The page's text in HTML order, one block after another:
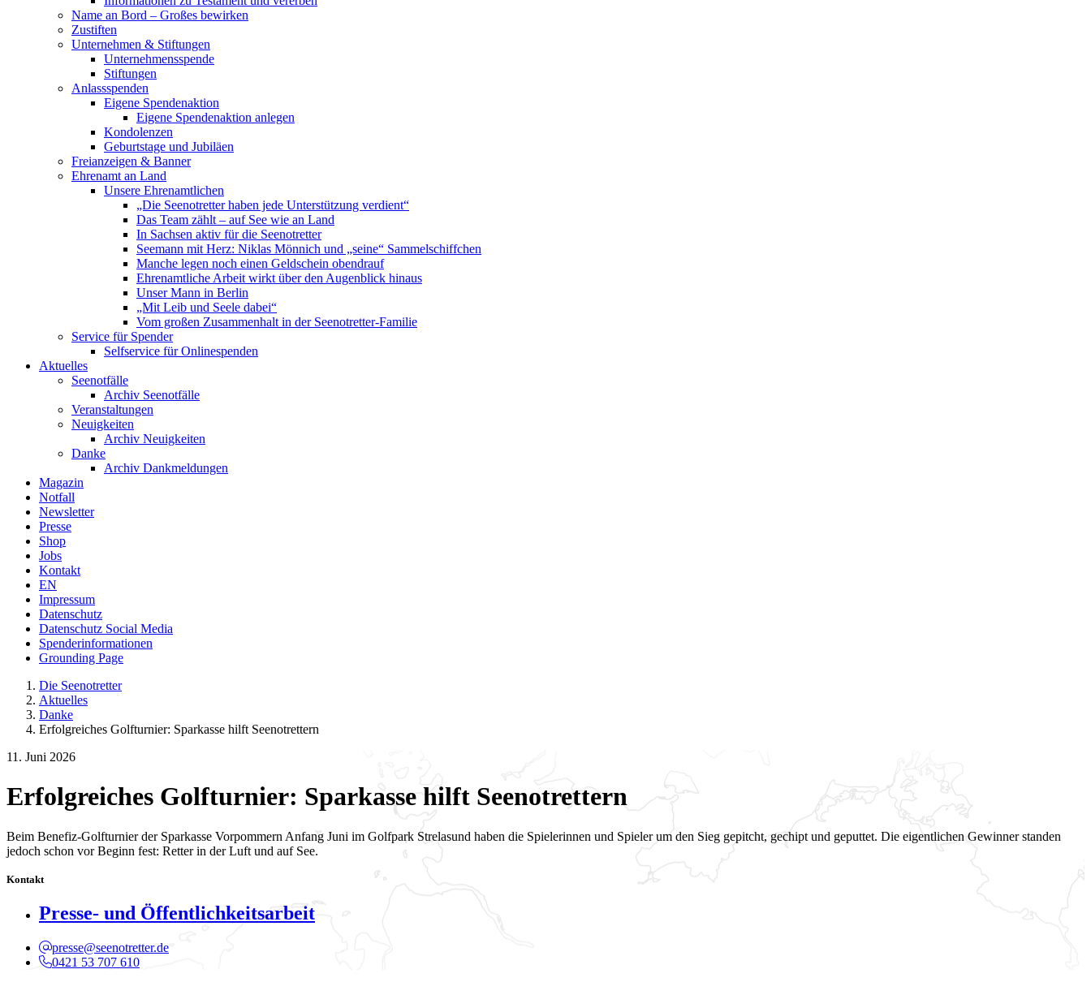
Name an Bord – Großes bewirken
Zustiften
Unternehmen & Stiftungen
Unternehmensspende
Stiftungen
Anlassspenden
Eigene Spendenaktion
Eigene Spendenaktion anlegen
Kondolenzen
Geburtstage und Jubiläen
Freianzeigen & Banner
Ehrenamt an Land
Unsere Ehrenamtlichen
„Die Seenotretter haben jede Unterstützung verdient“
Das Team zählt – auf See wie an Land
In Sachsen aktiv für die Seenotretter
Seemann mit Herz: Niklas Mönnich und „seine“ Sammelschiffchen
Manche legen noch einen Geldschein obendrauf
Ehrenamtliche Arbeit wirkt über den Augenblick hinaus
Unser Mann in Berlin
„Mit Leib und Seele dabei“
Vom großen Zusammenhalt in der Seenotretter-Familie
Service für Spender
Selfservice für Onlinespenden
Aktuelles
Seenotfälle
Archiv Seenotfälle
Veranstaltungen
Neuigkeiten
Archiv Neuigkeiten
Danke
Archiv Dankmeldungen
Magazin
Notfall
Newsletter
Presse
Shop
Jobs
Kontakt
EN
Impressum
Datenschutz
Datenschutz Social Media
Spenderinformationen
Grounding Page
Die Seenotretter
Aktuelles
Danke
Erfolgreiches Golfturnier: Sparkasse hilft Seenotrettern
11. Juni 2026
Erfolgreiches Golfturnier: Sparkasse hilft Seenotrettern
Beim Benefiz-Golfturnier der Sparkasse Vorpommern Anfang Juni im Golfpark Strelasund haben die Spielerinnen und Spieler um den Sieg gepitcht, gechipt und geputtet. Die eigentlichen Gewinner standen
jedoch schon vor Beginn fest: Retter in der Luft und auf See.
Kontakt
Presse- und Öffentlichkeitsarbeit
presse@seenotretter.de
0421 53 707 610